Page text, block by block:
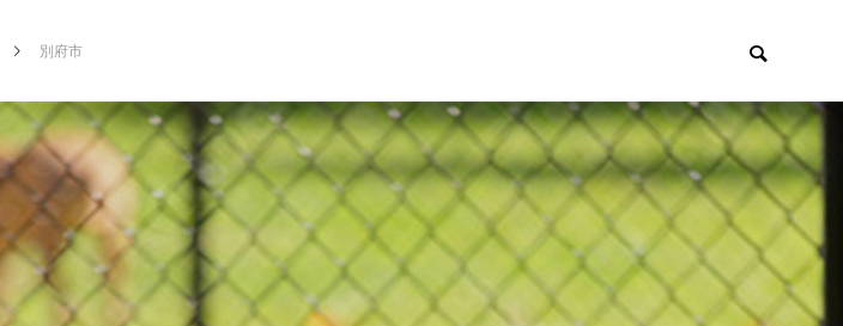
別府市